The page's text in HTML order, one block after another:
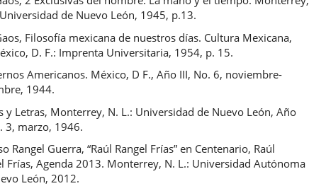
de Nuevo León, 1945, p.13.
Filosofía mexicana de nuestros días. Cultura Mexicana,
D. F.: Imprenta Universitaria, 1954, p. 15.
Americanos. México, D F., Año III, No. 6, noviembre-
1944.
y Letras, Monterrey, N. L.: Universidad de Nuevo León, Año
3, marzo, 1946.
Rangel Guerra, “Raúl Rangel Frías” en Centenario, Raúl
Frías, Agenda 2013. Monterrey, N. L.: Universidad Autónoma
León, 2012.